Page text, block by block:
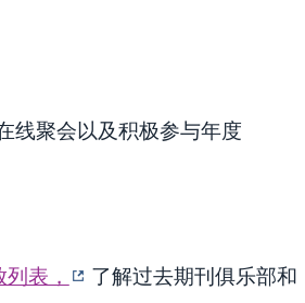
线聚会以及积极参与年度
表，
了解过去期刊俱乐部和